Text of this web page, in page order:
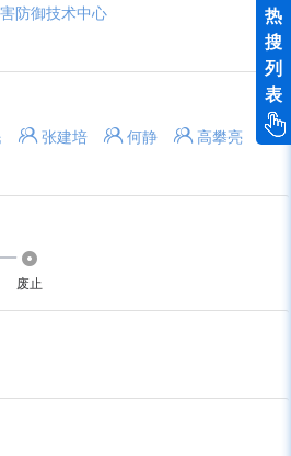
防御技术中心
张建培 何静
高攀亮
废止
热
搜
列
表